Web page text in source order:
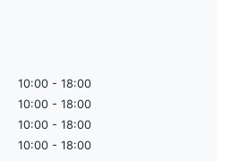
10:00 - 18:00
10:00 - 18:00
10:00 - 18:00
10:00 - 18:00